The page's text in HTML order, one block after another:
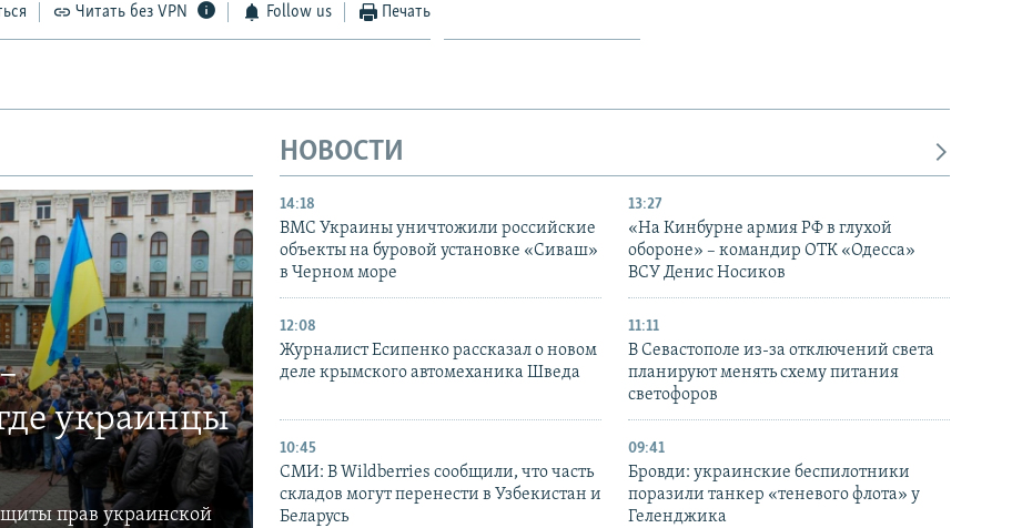
Читать без VPN Follow us Печать
украинцы
прав украинской
НОВОСТИ
14:18
ВМС Украины уничтожили российские
объекты на буровой установке «Сиваш»
в Черном море
13:27
«На Кинбурне армия РФ в глухой
обороне» – командир ОТК «Одесса»
ВСУ Денис Носиков
12:08
Журналист Есипенко рассказал о новом
деле крымского автомеханика Шведа
11:11
В Севастополе из-за отключений света
планируют менять схему питания
светофоров
10:45
СМИ: В Wildberries сообщили, что часть
складов могут перенести в Узбекистан и
Беларусь
09:41
Бровди: украинские беспилотники
поразили танкер «теневого флота» у
Геленджика